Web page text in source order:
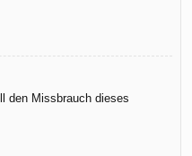
den Missbrauch dieses